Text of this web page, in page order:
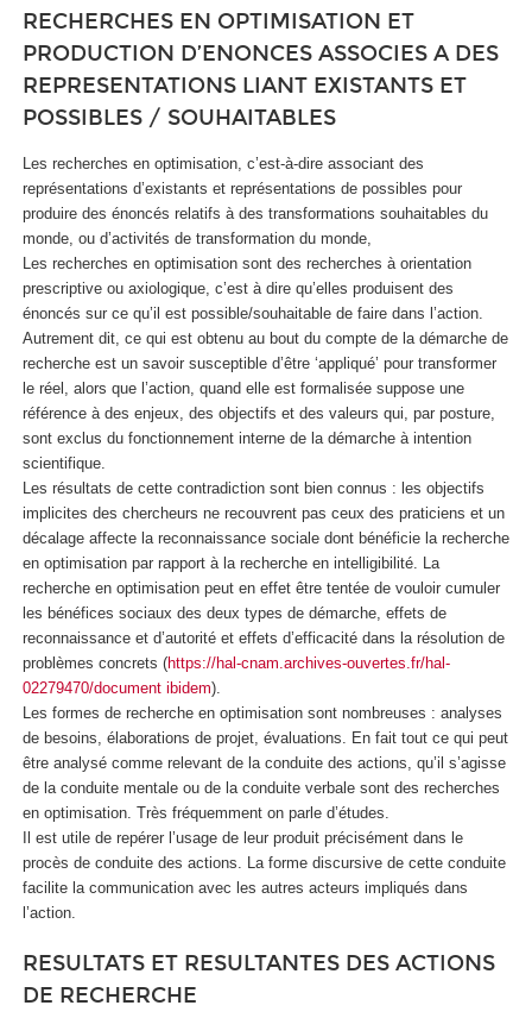
RECHERCHES EN OPTIMISATION ET
PRODUCTION D’ENONCES ASSOCIES A DES
REPRESENTATIONS LIANT EXISTANTS ET
POSSIBLES / SOUHAITABLES
Les recherches en optimisation, c’est-à-dire associant des
représentations d’existants et représentations de possibles pour
produire des énoncés relatifs à des transformations souhaitables du
monde, ou d’activités de transformation du monde,
Les recherches en optimisation sont des recherches à orientation
prescriptive ou axiologique, c’est à dire qu’elles produisent des
énoncés sur ce qu’il est possible/souhaitable de faire dans l’action.
Autrement dit, ce qui est obtenu au bout du compte de la démarche de
recherche est un savoir susceptible d’être ‘appliqué’ pour transformer
le réel, alors que l’action, quand elle est formalisée suppose une
référence à des enjeux, des objectifs et des valeurs qui, par posture,
sont exclus du fonctionnement interne de la démarche à intention
scientifique.
Les résultats de cette contradiction sont bien connus : les objectifs
implicites des chercheurs ne recouvrent pas ceux des praticiens et un
décalage affecte la reconnaissance sociale dont bénéficie la recherche
en optimisation par rapport à la recherche en intelligibilité. La
recherche en optimisation peut en effet être tentée de vouloir cumuler
les bénéfices sociaux des deux types de démarche, effets de
reconnaissance et d’autorité et effets d’efficacité dans la résolution de
problèmes concrets (https://hal-cnam.archives-ouvertes.fr/hal-
02279470/document ibidem).
Les formes de recherche en optimisation sont nombreuses : analyses
de besoins, élaborations de projet, évaluations. En fait tout ce qui peut
être analysé comme relevant de la conduite des actions, qu’il s’agisse
de la conduite mentale ou de la conduite verbale sont des recherches
en optimisation. Très fréquemment on parle d’études.
Il est utile de repérer l’usage de leur produit précisément dans le
procès de conduite des actions. La forme discursive de cette conduite
facilite la communication avec les autres acteurs impliqués dans
l’action.
RESULTATS ET RESULTANTES DES ACTIONS
DE RECHERCHE